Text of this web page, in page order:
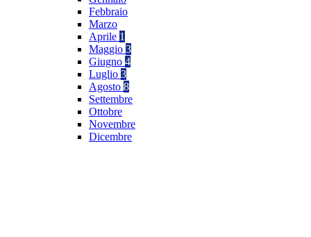
Febbraio
Marzo
Aprile 1
Maggio 3
Giugno 4
Luglio 3
Agosto 8
Settembre
Ottobre
Novembre
Dicembre